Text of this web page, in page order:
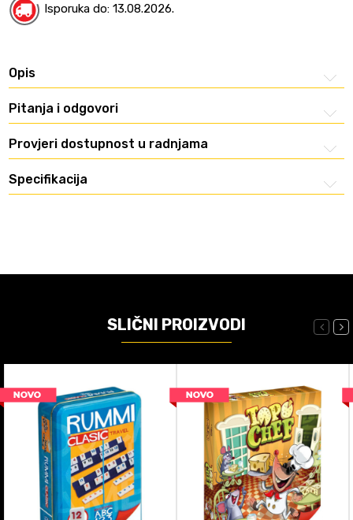
Isporuka do: 13.08.2026.
Opis
Pitanja i odgovori
Provjeri dostupnost u radnjama
Specifikacija
SLIČNI PROIZVODI